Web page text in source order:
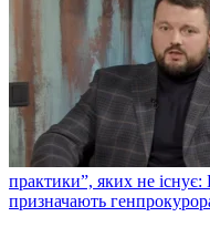
практики”, яких не
призначають